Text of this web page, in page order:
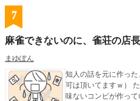
7
麻雀できないのに、雀荘の店
まゆぽん
知人の話を元に作っ
可は頂いてますｗ） たま
味ないコンビが作っ